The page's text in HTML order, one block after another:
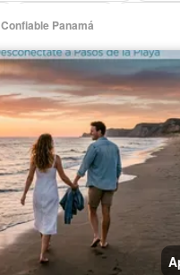
Seguridad Piscina
Panamá